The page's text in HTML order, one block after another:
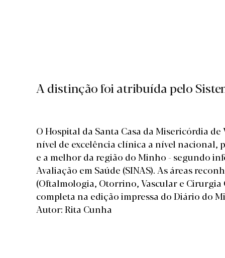
A distinção foi atribuída pelo
O Hospital da Santa Casa da Misericórdia
nível de excelência clínica a nível nacional,
e a melhor da região do Minho - segundo
Avaliação em Saúde (SINAS). As áreas
(Oftalmologia, Otorrino, Vascular e
completa na edição impressa do Diário do
Autor: Rita Cunha